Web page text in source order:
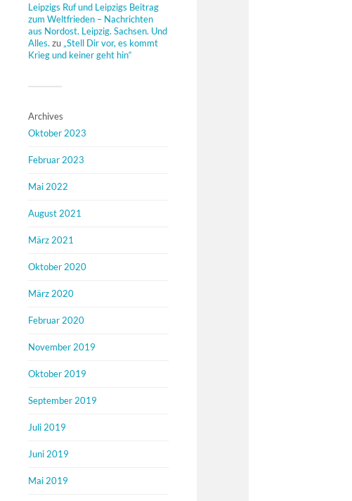
Leipzigs Ruf und Leipzigs Beitrag
zum Weltfrieden – Nachrichten
aus Nordost. Leipzig. Sachsen. Und
Alles. zu „Stell Dir vor, es kommt
Krieg und keiner geht hin“
Archives
Oktober 2023
Februar 2023
Mai 2022
August 2021
März 2021
Oktober 2020
März 2020
Februar 2020
November 2019
Oktober 2019
September 2019
Juli 2019
Juni 2019
Mai 2019